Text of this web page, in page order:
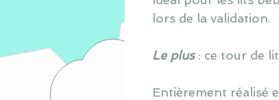
lors de la validation.
Le plus: ce tour de
Entièrement réalisé